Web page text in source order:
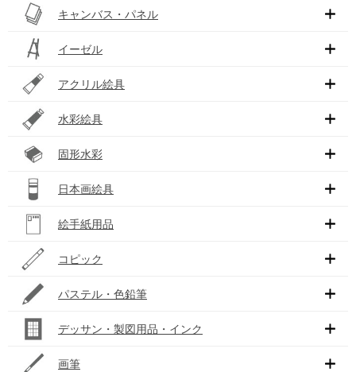
キャンバス・パネル
イーゼル
アクリル絵具
水彩絵具
固形水彩
日本画絵具
絵手紙用品
コピック
パステル・色鉛筆
デッサン・製図用品・インク
画筆